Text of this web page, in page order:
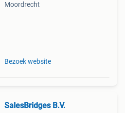
Moordrecht
Bezoek website
SalesBridges B.V.